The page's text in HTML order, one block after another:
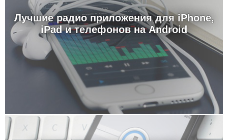
Лучшие радио приложения для iPhone,
iPad и телефонов на Android